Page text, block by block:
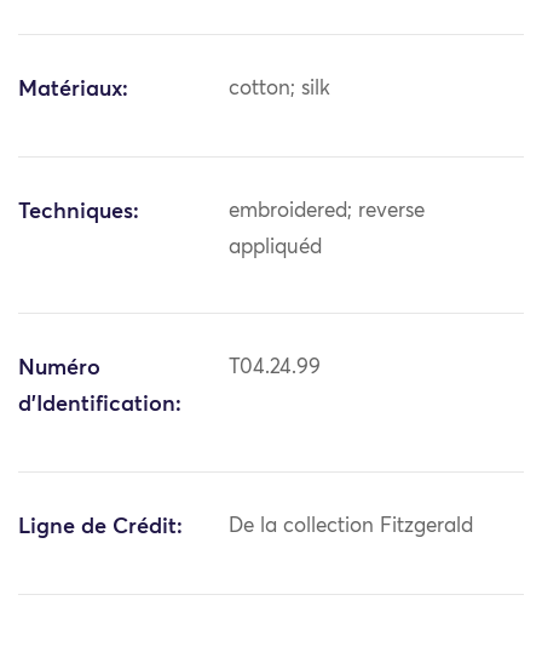
Matériaux: cotton; silk
Techniques:
embroidered; reverse
appliquéd
Numéro
d'Identification:
T04.24.99
Ligne de Crédit: De la collection Fitzgerald